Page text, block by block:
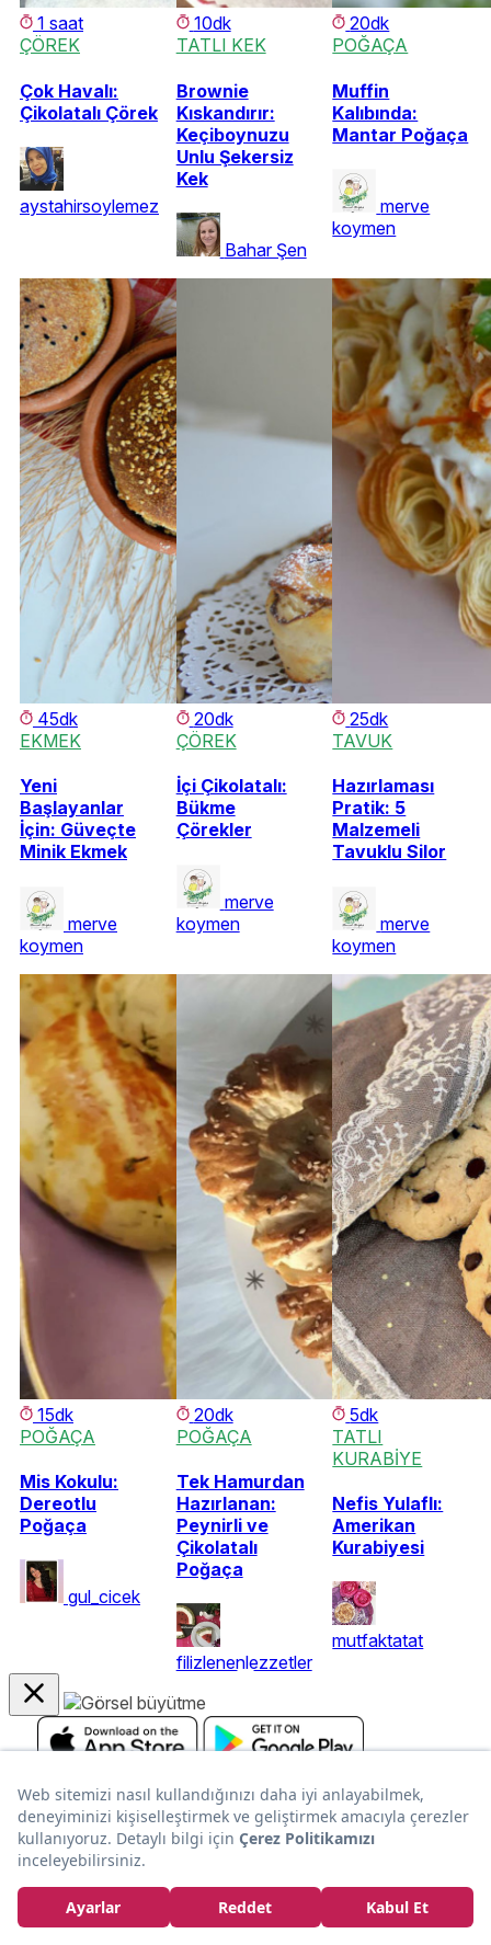
1 saat
ÇÖREK
Çok Havalı:
Çikolatalı Çörek
aystahirsoylemez
10dk
TATLI KEK
Brownie
Kıskandırır:
Keçiboynuzu
Unlu Şekersiz
Kek
Bahar Şen
20dk
POĞAÇA
Muffin
Kalıbında:
Mantar Poğaça
merve
koymen
45dk
EKMEK
Yeni
Başlayanlar
İçin: Güveçte
Minik Ekmek
merve
koymen
20dk
ÇÖREK
İçi Çikolatalı:
Bükme
Çörekler
merve
koymen
25dk
TAVUK
Hazırlaması
Pratik: 5
Malzemeli
Tavuklu Silor
merve
koymen
15dk
POĞAÇA
Mis Kokulu:
Dereotlu
Poğaça
gul_cicek
20dk
POĞAÇA
Tek Hamurdan
Hazırlanan:
Peynirli ve
Çikolatalı
Poğaça
filizlenenlezzetler
5dk
TATLI
KURABİYE
Nefis Yulaflı:
Amerikan
Kurabiyesi
mutfaktatat
Kurumsal
En Popüler Tarifler
Popüler Yaz Tarifleri